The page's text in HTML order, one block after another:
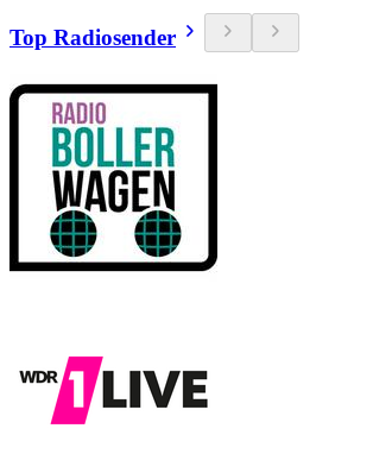
Top Radiosender